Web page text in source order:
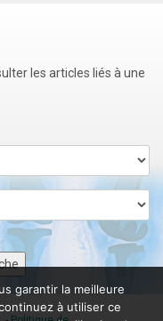
les articles liés à une
garantir la meilleure
à utiliser ce